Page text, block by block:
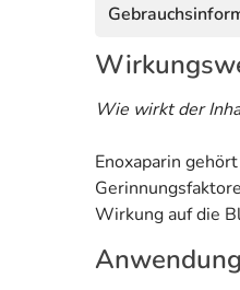
Wie wirkt der
Enoxaparin
Wirkung auf die